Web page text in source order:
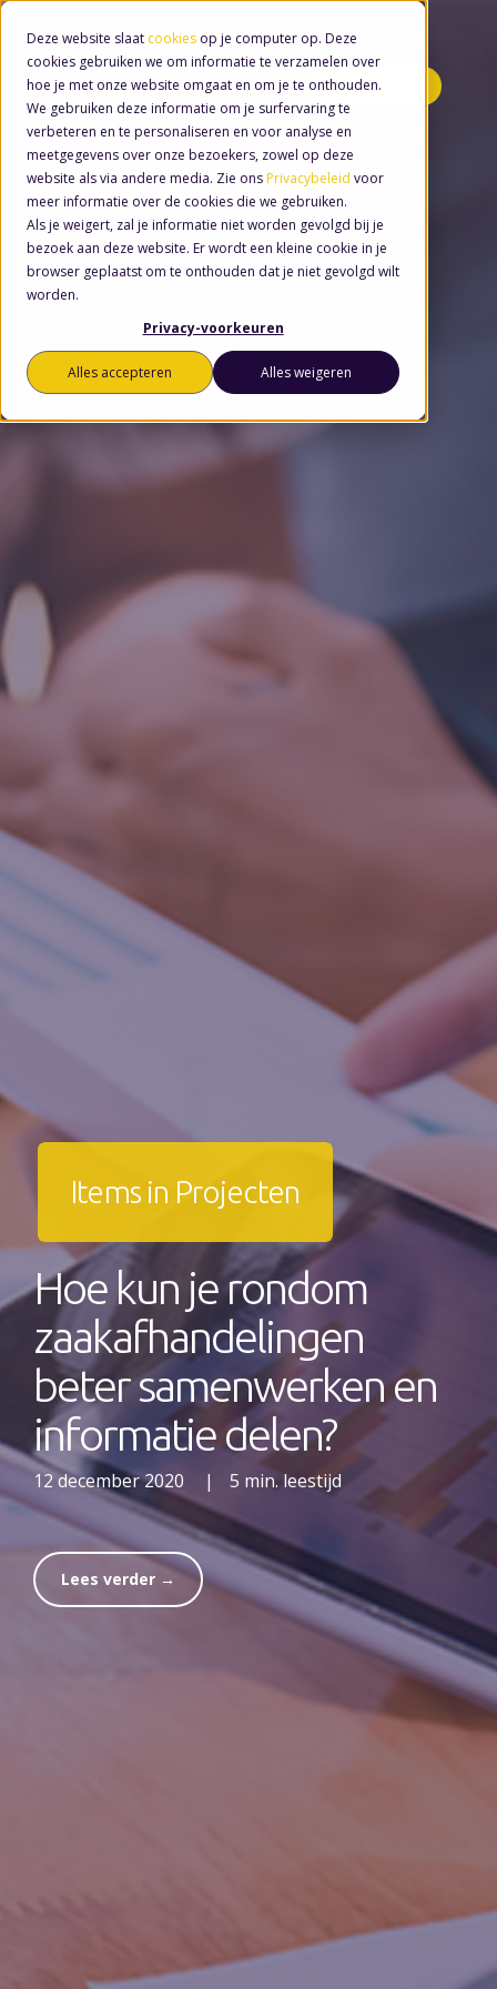
Deze website slaat cookies op je computer op. Deze
cookies gebruiken we om informatie te verzamelen over
hoe je met onze website omgaat en om je te onthouden.
We gebruiken deze informatie om je surfervaring te
verbeteren en te personaliseren en voor analyse en
meetgegevens over onze bezoekers, zowel op deze
website als via andere media. Zie ons Privacybeleid voor
meer informatie over de cookies die we gebruiken.
Als je weigert, zal je informatie niet worden gevolgd bij je
bezoek aan deze website. Er wordt een kleine cookie in je
browser geplaatst om te onthouden dat je niet gevolgd wilt
worden.
Privacy-voorkeuren
Alles accepteren Alles weigeren
Minidemo's
Items in Projecten
Hoe kun je rondom
zaakafhandelingen
beter samenwerken en
informatie delen?
12 december 2020 | 5 min. leestijd
Lees verder →